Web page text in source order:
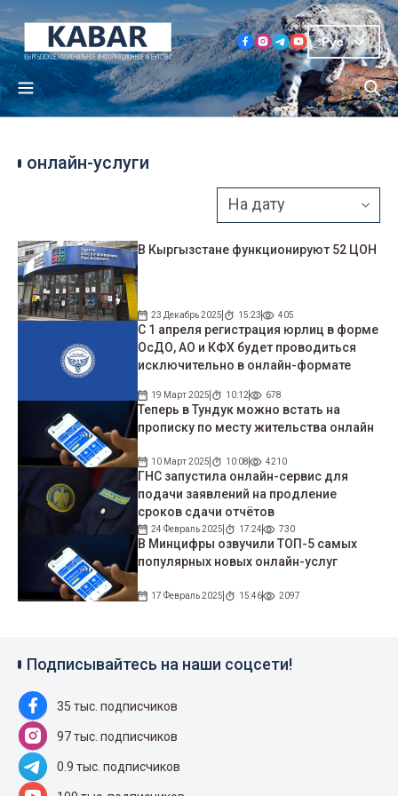
Рус
онлайн-услуги
В Кыргызстане функционируют 52 ЦОН
23 Декабрь 2025 15:23 405
С 1 апреля регистрация юрлиц в форме
ОсДО, АО и КФХ будет проводиться
исключительно в онлайн-формате
19 Март 2025 10:12 678
Теперь в Тундук можно встать на
прописку по месту жительства онлайн
10 Март 2025 10:08 4210
ГНС запустила онлайн-сервис для
подачи заявлений на продление
сроков сдачи отчётов
24 Февраль 2025 17:24 730
В Минцифры озвучили ТОП-5 самых
популярных новых онлайн-услуг
17 Февраль 2025 15:46 2097
Подписывайтесь на наши соцсети!
35 тыс. подписчиков
97 тыс. подписчиков
0.9 тыс. подписчиков